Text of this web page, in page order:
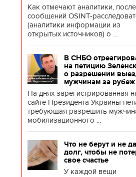
Как отмечают аналитики, после
сообщений OSINT-
(аналитики информации из
открытых источников) о ...
В СНБО
на петицию
о разрешении
мужчинам за рубеж
На днях зарегистрированная
сайте Президента Украины
требующая разрешить
мобилизационного ...
Что не берут и не
долг, чтобы не
свое счастье
У каждой вещи